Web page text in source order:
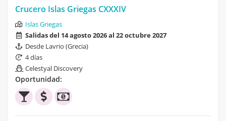
Crucero Islas Griegas CXXXIV
Islas Griegas
Salidas del 14 agosto 2026 al 22 octubre 2027
Desde Lavrio (Grecia)
4 días
Celestyal Discovery
Oportunidad: